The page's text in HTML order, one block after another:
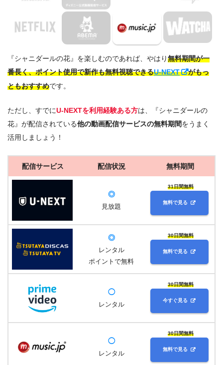
『シャニダールの花』を楽しむのであれば、やはり無料期間が一
番長く、ポイント使用で新作も無料視聴できるU-NEXT
がもっ
ともおすすめです。
ただし、すでにU-NEXTを利用経験ある方は、『シャニダールの
花』が配信されている他の動画配信サービスの無料期間をうまく
活用しましょう！
配信サービス 配信状況 無料期間
◎
見放題
31日間無料
無料で見る
◎
レンタル
ポイントで無料
30日間無料
無料で見る
◯
レンタル
30日間無料
今すぐ見る
◯
レンタル
30日間無料
無料で見る